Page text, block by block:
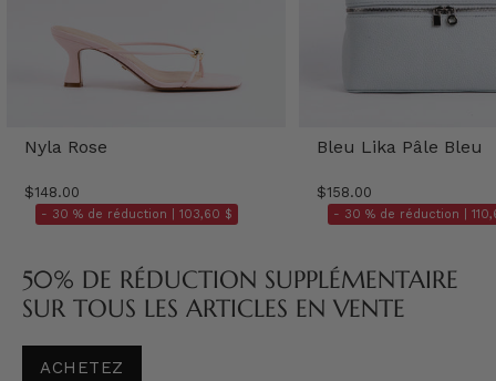
Nyla Rose
$148.00
- 30 % de réduction | 103,60 $
Bleu Lika Pâle Bleu
$158.00
- 30 % de réduction |
50% DE RÉDUCTION SUPPLÉMENTAIRE
SUR TOUS LES ARTICLES EN VENTE
ACHETEZ